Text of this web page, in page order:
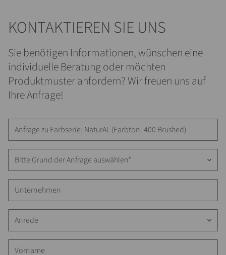
KONTAKTIEREN SIE UNS
Sie benötigen Informationen, wünschen eine
individuelle Beratung oder möchten
Produktmuster anfordern? Wir freuen uns auf
Ihre Anfrage!
Bitte Grund der Anfrage auswählen* keyboard_arrow_down
Anrede keyboard_arrow_down